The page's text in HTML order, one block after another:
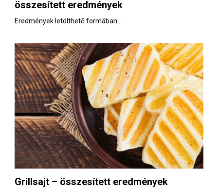
összesített eredmények
Eredmények letölthető formában....
Grillsajt – összesített eredmények